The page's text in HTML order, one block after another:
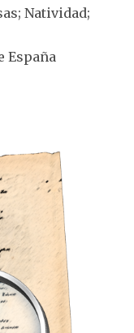
Natividad;
España